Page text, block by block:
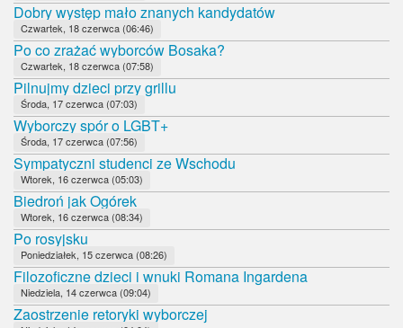
Dobry występ mało znanych kandydatów
Czwartek, 18 czerwca (06:46)
Po co zrażać wyborców Bosaka?
Czwartek, 18 czerwca (07:58)
Pilnujmy dzieci przy grillu
Środa, 17 czerwca (07:03)
Wyborczy spór o LGBT+
Środa, 17 czerwca (07:56)
Sympatyczni studenci ze Wschodu
Wtorek, 16 czerwca (05:03)
Biedroń jak Ogórek
Wtorek, 16 czerwca (08:34)
Po rosyjsku
Poniedziałek, 15 czerwca (08:26)
Filozoficzne dzieci i wnuki Romana Ingardena
Niedziela, 14 czerwca (09:04)
Zaostrzenie retoryki wyborczej